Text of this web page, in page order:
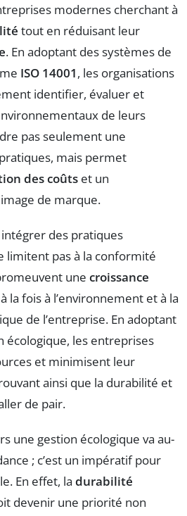
modernes cherchant à
tout en réduisant leur
. En adoptant des systèmes de
ISO 14001, les organisations
identifier, évaluer et
de leurs
pas seulement une
mais permet
des coûts et un
de marque.
des pratiques
limitent pas à la conformité
une croissance
la fois à l’environnement et à la
de l’entreprise. En adoptant
écologique, les entreprises
et minimisent leur
ainsi que la durabilité et
de pair.
une gestion écologique va au-
; c’est un impératif pour
En effet, la durabilité
devenir une priorité non